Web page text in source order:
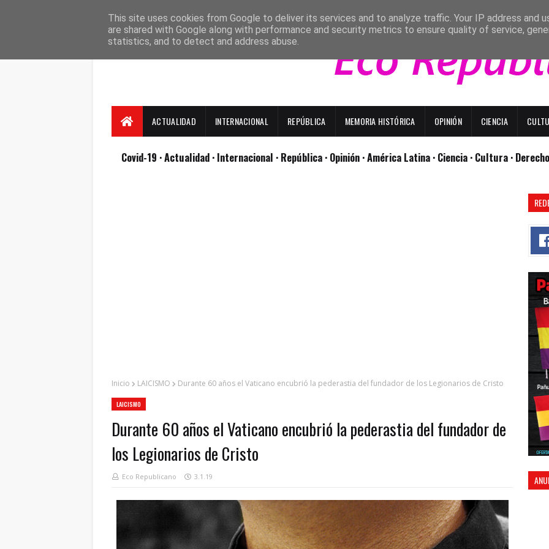
ACTUALIDAD INTERNACIONAL REPÚBLICA MEMORIA HISTÓRICA OPINIÓN CIENCIA
Covid-19 · Actualidad · Internacional · República · Opinión · América Latina · Ciencia · Cultura ·
Inicio LAICISMO Durante 60 años el Vaticano encubrió la pederastia del fundador de los Legionarios de Cristo
LAICISMO
Durante 60 años el Vaticano encubrió la pederastia del fundador de
los Legionarios de Cristo
Eco Republicano 3.1.19
This site uses cookies from Google to deliver its services and to analyze traffic. Your IP address and
are shared with Google along with performance and security metrics to ensure quality of service,
statistics, and to detect and address abuse.